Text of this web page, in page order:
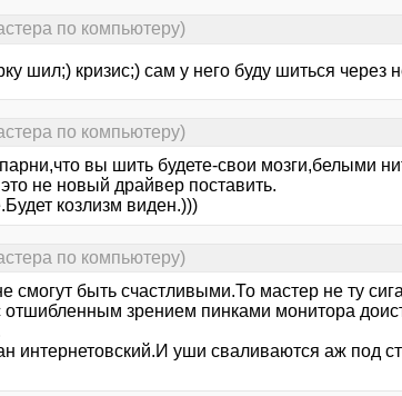
по компьютеру)
шил;) кризис;) сам у него буду шиться через
по компьютеру)
вы шить будете-свои мозги,белыми
не новый драйвер поставить.
козлизм виден.)))
по компьютеру)
смогут быть счастливыми.То мастер не ту
отшибленным зрением пинками монитора
интернетовский.И уши сваливаются аж под